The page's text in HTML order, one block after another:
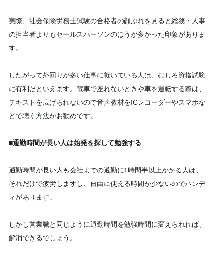
実際、社会保険労務士試験の合格者の顔ぶれを見ると総務・人事
の担当者よりもセールスパーソンのほうが多かった印象がありま
す。
したがって外回りが多い仕事に就いている人は、むしろ資格試験
に有利だといえます。電車で座れないときや車を運転する際は、
テキストを広げられないので音声教材をICレコーダーやスマホな
どで聴く方法がお勧めです。
■通勤時間が長い人は始発を探して勉強する
通勤時間が長い人も会社までの通勤に1時間半以上かかる人は、
それだけで疲労しますし、自由に使える時間が少ないのでハンデ
ィがあります。
しかし営業職と同じように通勤時間を勉強時間に変えられれば、
解消できるでしょう。